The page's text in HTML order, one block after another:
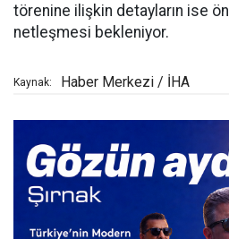
törenine ilişkin detayların ise
netleşmesi bekleniyor.
Kaynak: Haber Merkezi / İHA